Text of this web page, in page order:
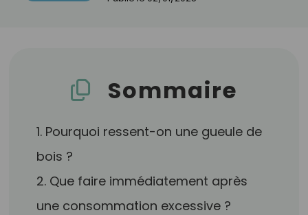
Sommaire
1. Pourquoi ressent-on une gueule de
bois ?
2. Que faire immédiatement après
une consommation excessive ?